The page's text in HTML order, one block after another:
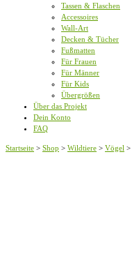
Tassen & Flaschen
Accessoires
Wall-Art
Decken & Tücher
Fußmatten
Für Frauen
Für Männer
Für Kids
Übergrößen
Über das Projekt
Dein Konto
FAQ
Startseite > Shop > Wildtiere > Vögel >